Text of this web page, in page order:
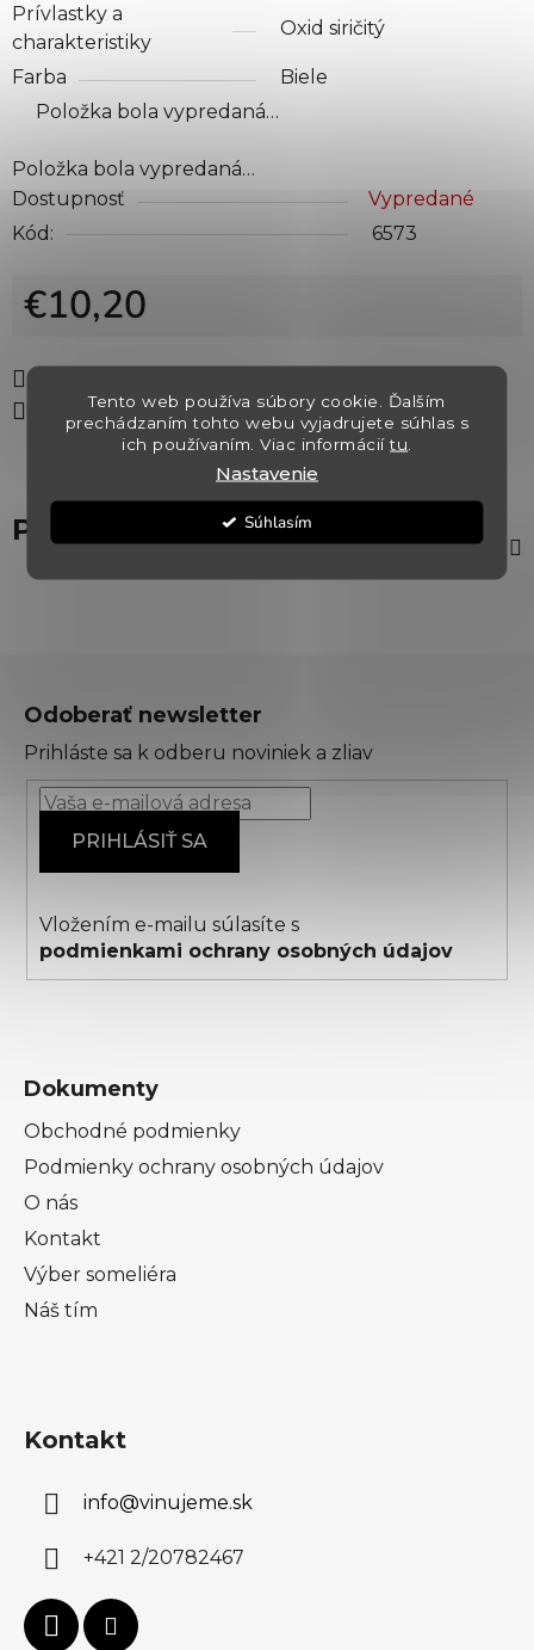
Tento web používa súbory cookie. Ďalším
prechádzaním tohto webu vyjadrujete súhlas s
ich používaním. Viac informáciítu
Nastavenie
Súhlasím
Prívlastky a
charakteristiky
Oxid siričitý
Farba
Biele
Položka bola vypredaná…
Položka bola vypredaná…
Dostupnosť
Vypredané
Kód:
6573
€10,20
Zdieľať
Popis
Odoberať newsletter
Prihláste sa k odberu noviniek a zliav
PRIHLÁSIŤ SA
Vložením e-mailu súlasíte s
podmienkami ochrany osobných údajov
Dokumenty
Obchodné podmienky
Podmienky ochrany osobných údajov
O nás
Kontakt
Výber someliéra
Náš tím
Kontakt
info@vinujeme.sk
+421 2/20782467